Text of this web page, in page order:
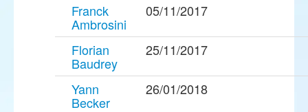
Franck
Ambrosini
05/11/2017
Florian
Baudrey
25/11/2017
Yann
Becker
26/01/2018